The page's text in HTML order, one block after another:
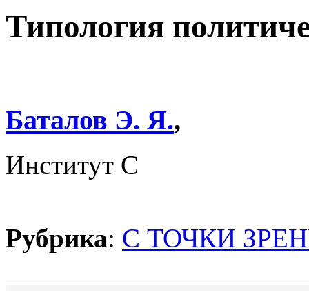
Типология
Баталов Э. Я.,
Институт С
Рубрика: С ТОЧКИ